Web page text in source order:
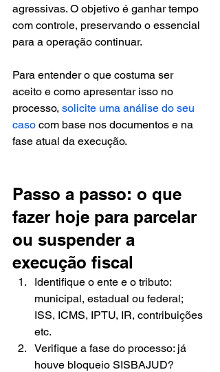
agressivas. O objetivo é ganhar tempo
com controle, preservando o essencial
para a operação continuar.
Para entender o que costuma ser
aceito e como apresentar isso no
processo, solicite uma análise do seu
caso com base nos documentos e na
fase atual da execução.
Passo a passo: o que
fazer hoje para parcelar
ou suspender a
execução fiscal
Identifique o ente e o tributo:
municipal, estadual ou federal;
ISS, ICMS, IPTU, IR, contribuições
etc.
Verifique a fase do processo: já
houve bloqueio SISBAJUD?